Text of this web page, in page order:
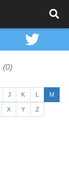
(0)
J K L M
X Y Z